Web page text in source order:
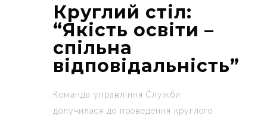
Круглий стіл:
“Якість освіти –
спільна
відповідальність”
Команда управління Служби
долучилася до проведення круглого